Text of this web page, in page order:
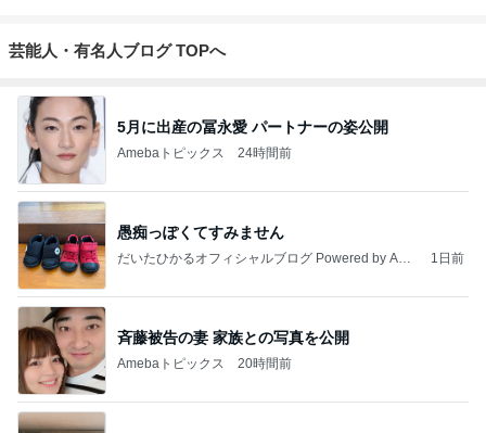
芸能人・有名人ブログ TOPへ
5月に出産の冨永愛 パートナーの姿公開
Amebaトピックス 24時間前
愚痴っぽくてすみません
だいたひかるオフィシャルブログ Powered by Ame
1日前
斉藤被告の妻 家族との写真を公開
Amebaトピックス 20時間前